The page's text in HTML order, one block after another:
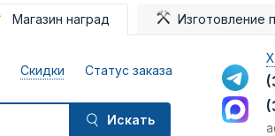
Магазин наград Изготовление
Скидки Статус заказа
Искать